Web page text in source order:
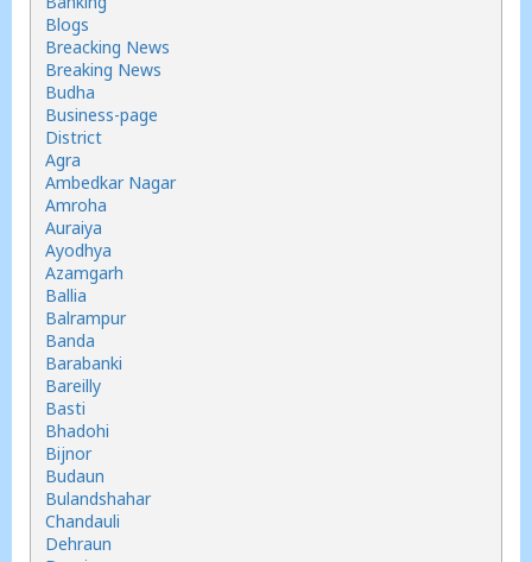
Blogs
Breacking News
Breaking News
Budha
Business-page
District
Agra
Ambedkar Nagar
Amroha
Auraiya
Ayodhya
Azamgarh
Ballia
Balrampur
Banda
Barabanki
Bareilly
Basti
Bhadohi
Bijnor
Budaun
Bulandshahar
Chandauli
Dehraun